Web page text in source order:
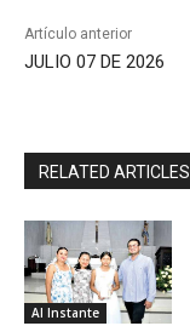
Artículo anterior
JULIO 07 DE 2026
RELATED ARTICLES
Al Instante